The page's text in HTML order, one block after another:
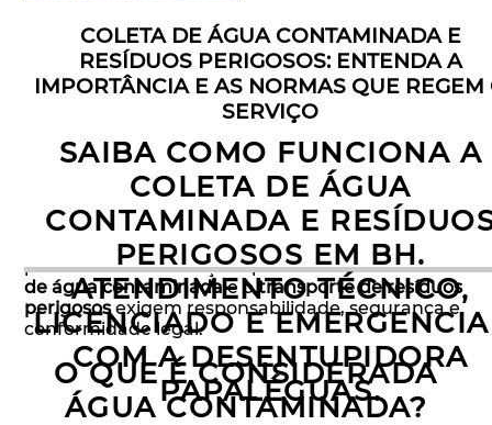
COLETA DE ÁGUA CONTAMINADA E
RESÍDUOS PERIGOSOS: ENTENDA A
IMPORTÂNCIA E AS NORMAS QUE REGEM
SERVIÇO
SAIBA COMO FUNCIONA A
COLETA DE ÁGUA
CONTAMINADA E
PERIGOSOS EM BH.
ATENDIMENTO TÉCNICO,
LICENCIADO E
COM A DESENTUPIDORA
PAPALÉGUAS.
Empresas que geram resíduos líquidos
contaminados ou produtos perigosos devem
estar atentas à legislação ambiental e contratar
prestadores de serviço especializados. Acoleta
de água contaminada e otransporte de resíduos
perigososexigem responsabilidade, segurança e
conformidade legal.
O QUE É CONSIDERADA
ÁGUA CONTAMINADA?